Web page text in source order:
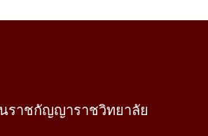
ราชกัญญาราชวิทยาลัย